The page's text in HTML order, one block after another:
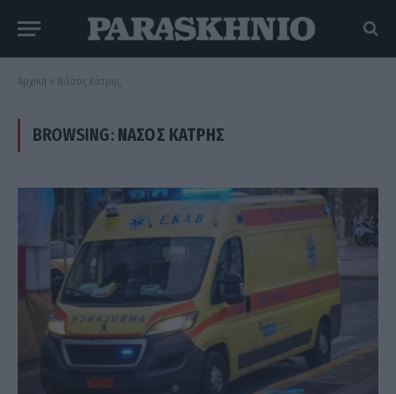
Αρχική » Νάσος Κάτρης
BROWSING: ΝΆΣΟΣ ΚΆΤΡΗΣ